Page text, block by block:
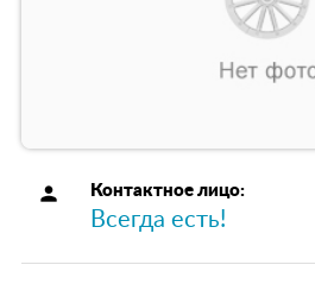
person Контактное лицо:
Всегда есть!